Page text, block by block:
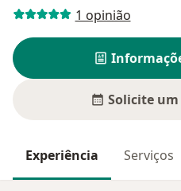
1 opinião
Solicite
Experiência Serviços